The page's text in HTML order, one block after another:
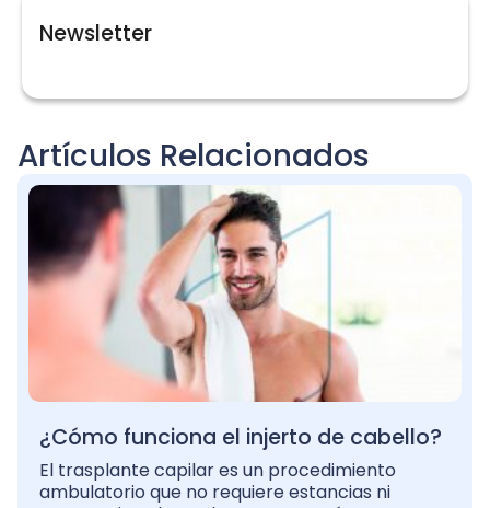
Newsletter
Artículos Relacionados
¿Cómo funciona el injerto de cabello?
El trasplante capilar es un procedimiento
ambulatorio que no requiere estancias ni